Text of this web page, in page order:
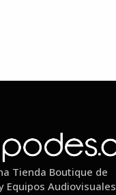
Tienda Boutique de
Equipos Audiovisuales